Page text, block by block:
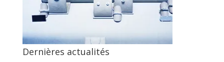
Dernières actualités